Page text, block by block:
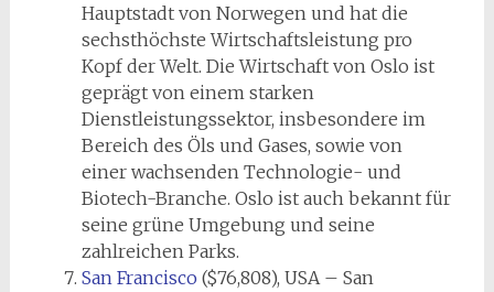
Hauptstadt von Norwegen und hat die
sechsthöchste Wirtschaftsleistung pro
Kopf der Welt. Die Wirtschaft von Oslo ist
geprägt von einem starken
Dienstleistungssektor, insbesondere im
Bereich des Öls und Gases, sowie von
einer wachsenden Technologie- und
Biotech-Branche. Oslo ist auch bekannt für
seine grüne Umgebung und seine
zahlreichen Parks.
San Francisco ($76,808), USA – San